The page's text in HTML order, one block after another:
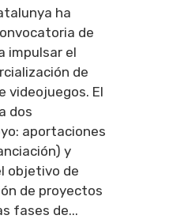
ha
de
impulsar el
de
videojuegos. El
dos
aportaciones
y
objetivo de
de proyectos
fases de...